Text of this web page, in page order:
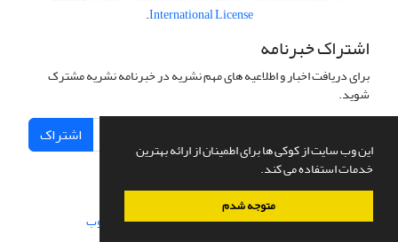
این وب سایت از کوکی ها برای اطمینان از ارائه بهترین
خدمات استفاده می کند.
متوجه شدم
International License
.
اشتراک خبرنامه
برای دریافت اخبار و اطلاعیه های مهم نشریه در خبرنامه نشریه مشترک
شوید.
اشتراک
سامانه مدیریت نشریات علمی.طراحی و پیاده سازی از سیناوب